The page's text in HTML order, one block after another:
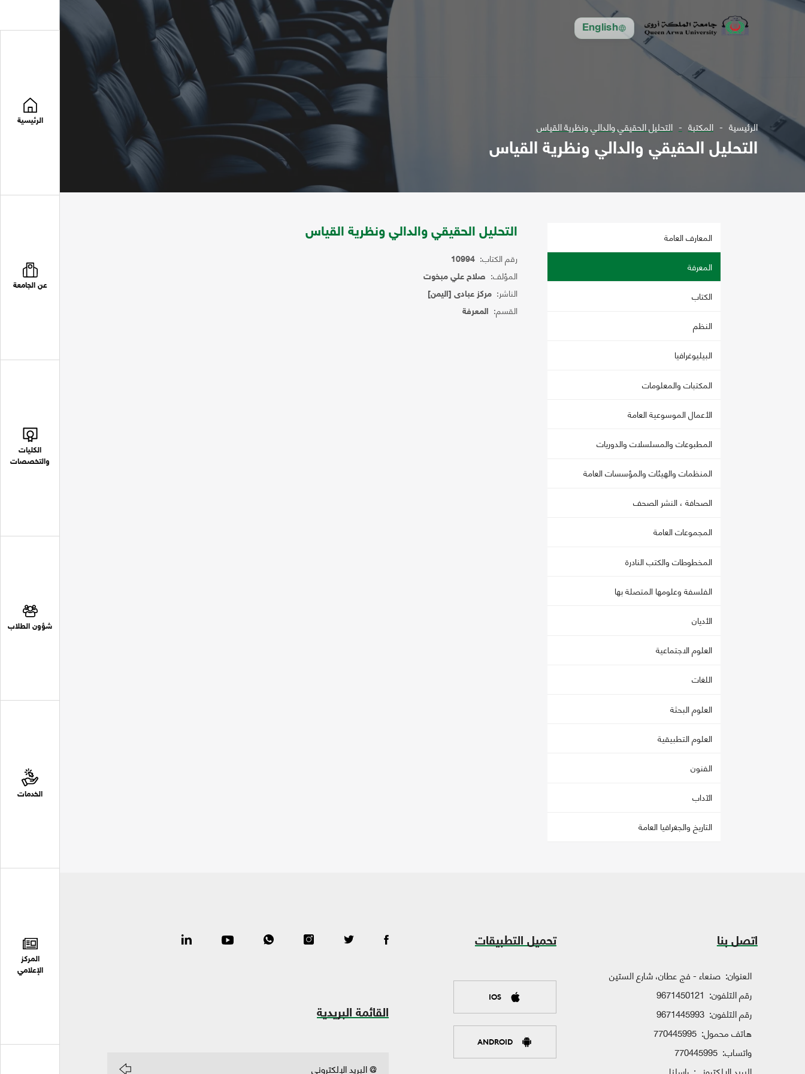
English
الرئيسية
عن الجامعة
الكليات
والتخصصات
شؤون الطلاب
الخدمات
المركز
الإعلامي
الرئيسية المكتبة التحليل الحقيقي والدالي ونظرية القياس
التحليل الحقيقي والدالي ونظرية القياس
المعارف العامة
المعرفة
الكتاب
النظم
البيليوغرافيا
المكتبات والمعلومات
الأعمال الموسوعية العامة
المطبوعات والمسلسلات والدوريات
المنظمات والهيئات والمؤسسات العامة
الصحافة ، النشر الصحف
المجموعات العامة
المخطوطات والكتب النادرة
الفلسفة وعلومها المتصلة بها
الأديان
العلوم الاجتماعية
اللغات
العلوم البحثة
العلوم التطبيقية
الفنون
الآداب
التاريخ والجغرافيا العامة
التحليل الحقيقي والدالي ونظرية القياس
رقم الكتاب: 10994
المؤلف: صلاح علي مبخوت
الناشر: مركز عبادى [اليمن]
القسم: المعرفة
اتصل بنا
العنوان: صنعاء - فج عطان، شارع الستين
رقم التلفون: 9671450121
رقم التلفون: 9671445993
هاتف محمول: 770445995
واتساب: 770445995
تحميل التطبيقات
IOS
ANDROID
القائمة البريدية